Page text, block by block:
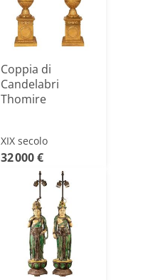
Coppia di
Candelabri
Thomire
XIX secolo
32 000 €